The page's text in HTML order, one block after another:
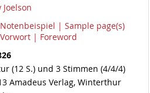
Joelson
Notenbeispiel | Sample page(s)
Vorwort | Foreword
(12 S.) und 3 Stimmen (4/4/4)
Amadeus Verlag, Winterthur